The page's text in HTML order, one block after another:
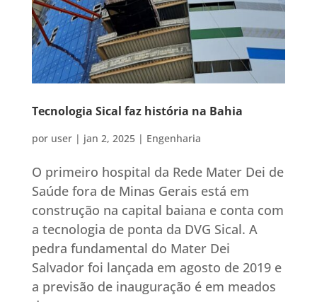
Tecnologia Sical faz história na Bahia
por user| jan 2, 2025| Engenharia
O primeiro hospital da Rede Mater Dei de
Saúde fora de Minas Gerais está em
construção na capital baiana e conta com
a tecnologia de ponta da DVG Sical. A
pedra fundamental do Mater Dei
Salvador foi lançada em agosto de 2019 e
a previsão de inauguração é em meados